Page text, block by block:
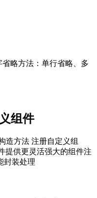
略方法：单行省略、多
组件
造方法 注册自定义组
提供更灵活强大的组件注
封装处理